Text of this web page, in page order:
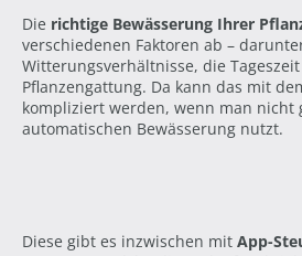
Die richtige Bewässerung Ihrer
verschiedenen Faktoren ab –
Witterungsverhältnisse, die
Pflanzengattung. Da kann das mit
kompliziert werden, wenn man nicht
automatischen Bewässerung nutzt.
Diese gibt es inzwischen mit App-